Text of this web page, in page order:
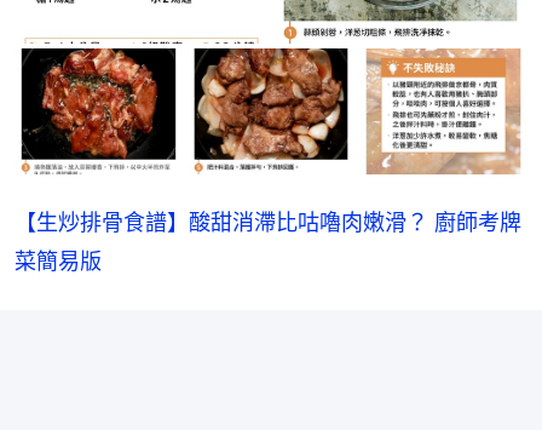
【生炒排骨食譜】酸甜消滯比咕嚕肉嫩滑？ 廚師考牌
菜簡易版